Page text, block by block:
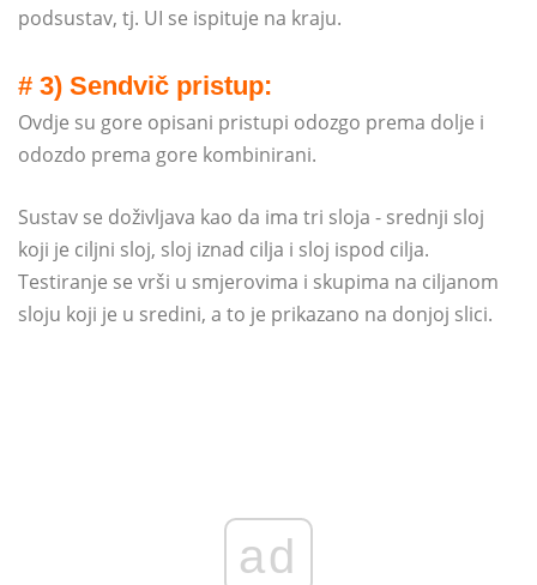
podsustav, tj. UI se ispituje na kraju.
# 3) Sendvič pristup:
Ovdje su gore opisani pristupi odozgo prema dolje i
odozdo prema gore kombinirani.
Sustav se doživljava kao da ima tri sloja - srednji sloj
koji je ciljni sloj, sloj iznad cilja i sloj ispod cilja.
Testiranje se vrši u smjerovima i skupima na ciljanom
sloju koji je u sredini, a to je prikazano na donjoj slici.
ad